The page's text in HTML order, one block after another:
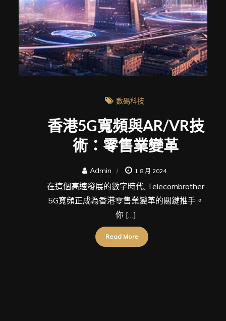
數碼科技
香港5G寬頻與AR/VR技
術：零售業變革
Admin 1 8 月 2024
在這個高速發展的數字時代, Telecombrother
5G寬頻正成為香港零售業變革的關鍵推手。
你 […]
Read More